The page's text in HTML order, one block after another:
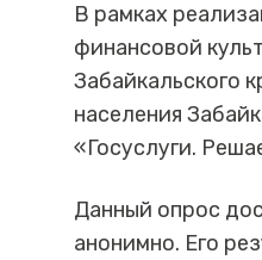
В рамках
финансовой
Забайкальского
населения
«Госуслуги.
Данный опрос
анонимно. Его